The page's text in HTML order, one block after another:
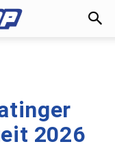
2026